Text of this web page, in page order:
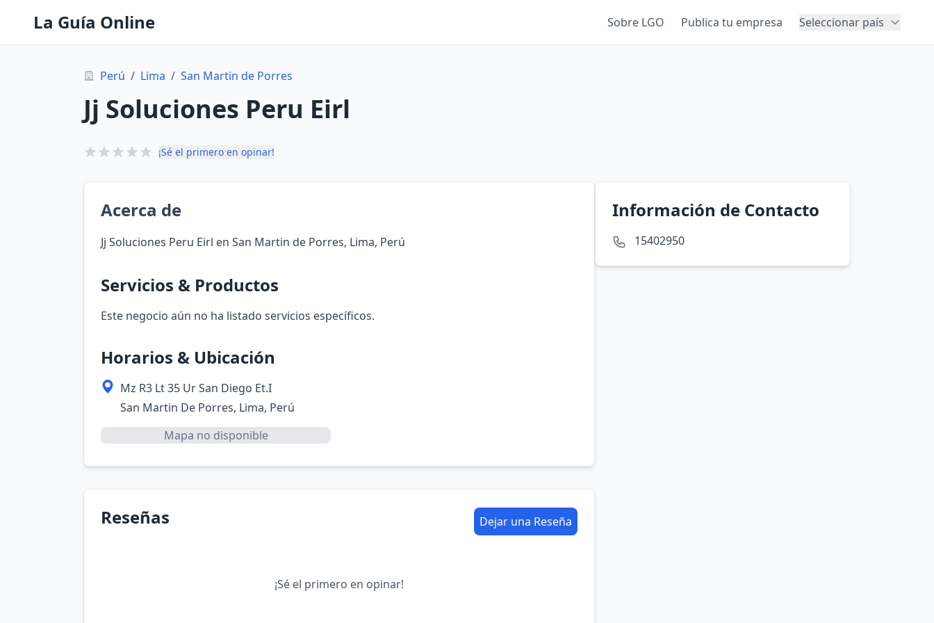
La Guía Online Sobre LGO Publica tu empresa Seleccionar país
Perú / Lima / San Martin de Porres
Jj Soluciones Peru Eirl
¡Sé el primero en opinar!
Acerca de
Jj Soluciones Peru Eirl en San Martin de Porres, Lima, Perú
Servicios & Productos
Este negocio aún no ha listado servicios específicos.
Horarios & Ubicación
Mz R3 Lt 35 Ur San Diego Et.I
San Martin De Porres, Lima, Perú
Mapa no disponible
Reseñas Dejar una Reseña
¡Sé el primero en opinar!
Información de Contacto
15402950